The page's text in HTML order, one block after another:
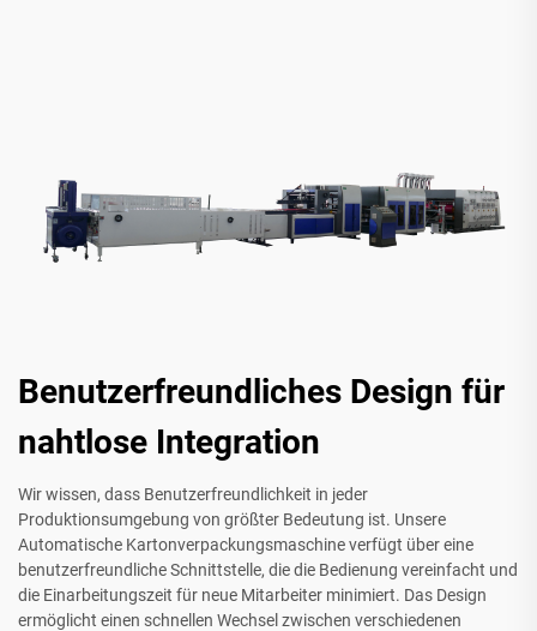
Benutzerfreundliches Design für
nahtlose Integration
Wir wissen, dass Benutzerfreundlichkeit in jeder
Produktionsumgebung von größter Bedeutung ist. Unsere
Automatische Kartonverpackungsmaschine verfügt über eine
benutzerfreundliche Schnittstelle, die die Bedienung vereinfacht und
die Einarbeitungszeit für neue Mitarbeiter minimiert. Das Design
ermöglicht einen schnellen Wechsel zwischen verschiedenen